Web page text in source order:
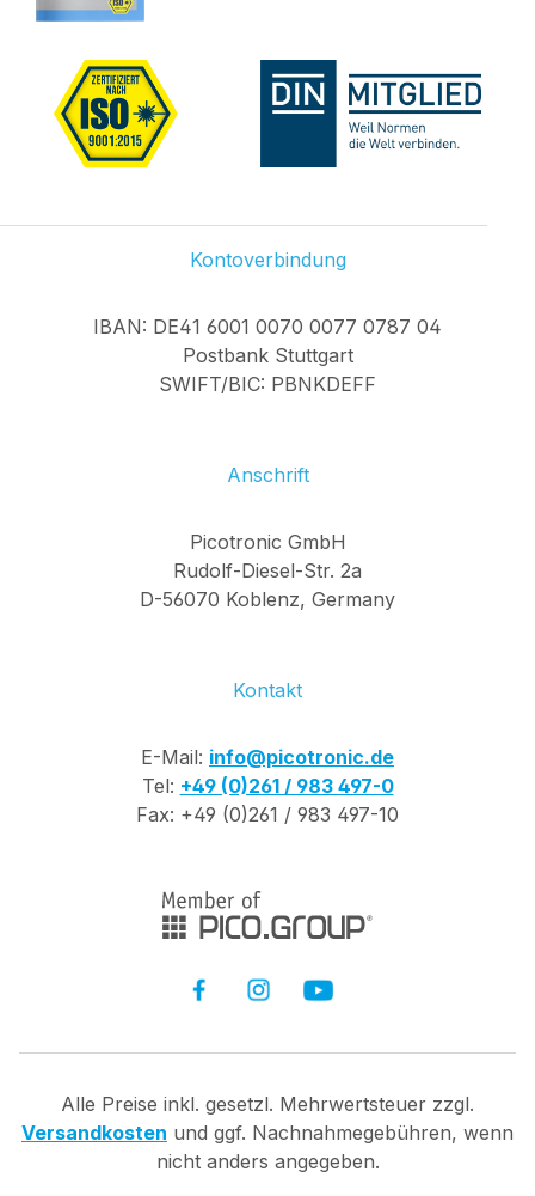
Kontoverbindung
IBAN: DE41 6001 0070 0077 0787 04
Postbank Stuttgart
SWIFT/BIC: PBNKDEFF
Anschrift
Picotronic GmbH
Rudolf-Diesel-Str. 2a
D-56070 Koblenz, Germany
Kontakt
E-Mail: info@picotronic.de
Tel: +49 (0)261 / 983 497-0
Fax: +49 (0)261 / 983 497-10
Alle Preise inkl. gesetzl. Mehrwertsteuer zzgl.
Versandkosten und ggf. Nachnahmegebühren, wenn
nicht anders angegeben.